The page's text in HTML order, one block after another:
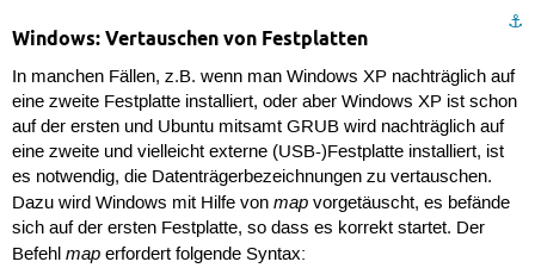
⚓︎
Windows: Vertauschen von Festplatten
In manchen Fällen, z.B. wenn man Windows XP nachträglich auf
eine zweite Festplatte installiert, oder aber Windows XP ist schon
auf der ersten und Ubuntu mitsamt GRUB wird nachträglich auf
eine zweite und vielleicht externe (USB-)Festplatte installiert, ist
es notwendig, die Datenträgerbezeichnungen zu vertauschen.
Dazu wird Windows mit Hilfe von mapvorgetäuscht, es befände
sich auf der ersten Festplatte, so dass es korrekt startet. Der
Befehl maperfordert folgende Syntax: